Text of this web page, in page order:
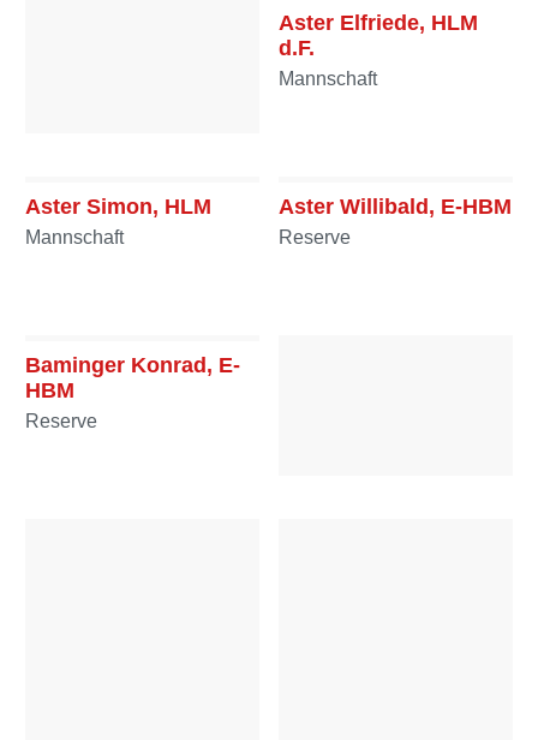
Aster Elfriede, HLM
d.F.
Mannschaft
Aster Simon, HLM
Mannschaft
Aster Willibald, E-HBM
Reserve
Baminger Konrad, E-
HBM
Reserve